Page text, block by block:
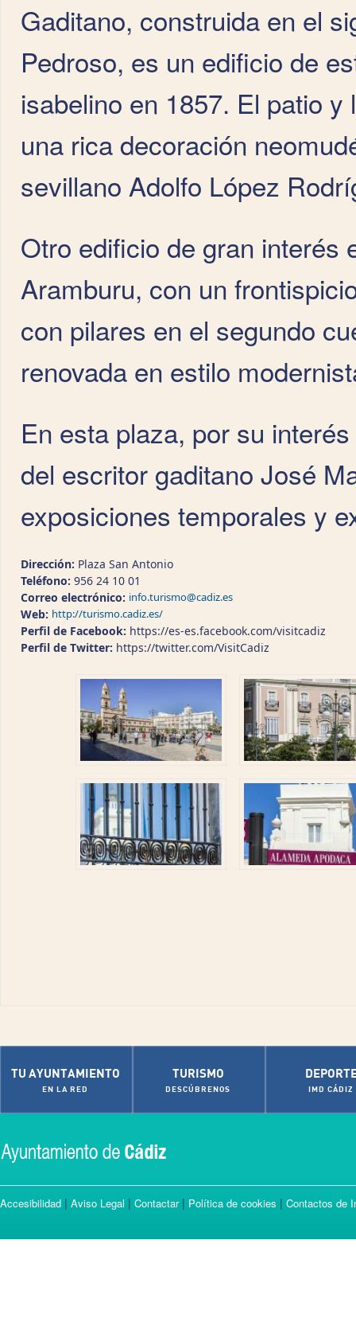
Gaditano, construida en el
Pedroso, es un edificio de
isabelino en 1857. El patio
una rica decoración
sevillano Adolfo López
Otro edificio de gran interés
Aramburu, con un
con pilares en el segundo
renovada en estilo
En esta plaza, por su
del escritor gaditano José
exposiciones temporales y
Dirección: Plaza San Antonio
Teléfono: 956 24 10 01
Correo electrónico: info.turismo@cadiz.es
Web: http://turismo.cadiz.es/
Perfil de Facebook: https://es-es.facebook.com/visitcadiz
Perfil de Twitter: https://twitter.com/VisitCadiz
TU AYUNTAMIENTO
EN LA RED
TURISMO
DESCÚBRENOS IMD CÁDIZ
Accesibilidad | Aviso Legal | Contactar| Política de cookies | Contactos de